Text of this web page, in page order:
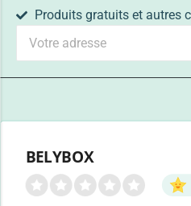
Produits gratuits et autres
BELYBOX